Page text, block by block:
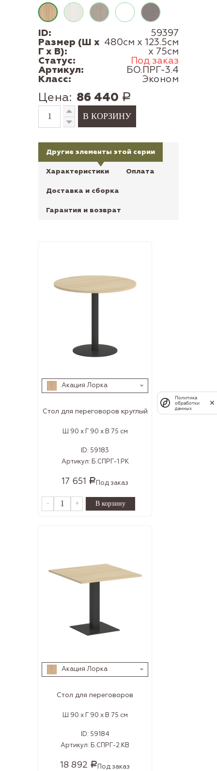
ID: 59397
Размер (Ш x
Г x В):
480см x 123.5см
x 75см
Статус: Под заказ
Артикул: БО.ПРГ-3.4
Класс: Эконом
Цена: 86 440 Р
Другие элементы этой серии
Характеристики Оплата
Доставка и сборка
Гарантия и возврат
Акация Лорка
Стол для переговоров круглый
Ш 90 x Г 90 x В 75 см
ID: 59183
Артикул: Б.СПРГ-1.РК
17 651 Р Под заказ
- +
Акация Лорка
Стол для переговоров
Ш 90 x Г 90 x В 75 см
ID: 59184
Артикул: Б.СПРГ-2.КВ
18 892 Р Под заказ
Политика
обработки
данных